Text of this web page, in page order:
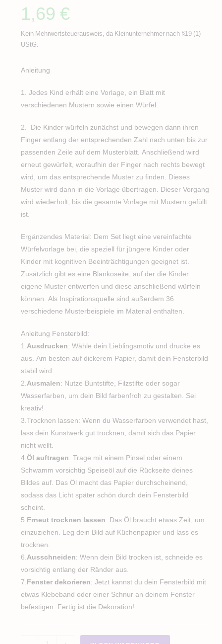
1,69€
Kein Mehrwertsteuerausweis, da Kleinunternehmer nach §19 (1)
UStG.
Anleitung
1. Jedes Kind erhält eine Vorlage, ein Blatt mit
verschiedenen Mustern sowie einen Würfel.
2. Die Kinder würfeln zunächst und bewegen dann ihren
Finger entlang der entsprechenden Zahl nach unten bis zur
passenden Zeile auf dem Musterblatt. Anschließend wird
erneut gewürfelt, woraufhin der Finger nach rechts bewegt
wird, um das entsprechende Muster zu finden. Dieses
Muster wird dann in die Vorlage übertragen. Dieser Vorgang
wird wiederholt, bis die gesamte Vorlage mit Mustern gefüllt
ist.
Ergänzendes Material: Dem Set liegt eine vereinfachte
Würfelvorlage bei, die speziell für jüngere Kinder oder
Kinder mit kognitiven Beeinträchtigungen geeignet ist.
Zusätzlich gibt es eine Blankoseite, auf der die Kinder
eigene Muster entwerfen und diese anschließend würfeln
können. Als Inspirationsquelle sind außerdem 36
verschiedene Musterbeispiele im Material enthalten.
Anleitung Fensterbild:
1. Ausdrucken: Wähle dein Lieblingsmotiv und drucke es
aus. Am besten auf dickerem Papier, damit dein Fensterbild
stabil wird.
2. Ausmalen: Nutze Buntstifte, Filzstifte oder sogar
Wasserfarben, um dein Bild farbenfroh zu gestalten. Sei
kreativ!
3.Trocknen lassen: Wenn du Wasserfarben verwendet hast,
lass dein Kunstwerk gut trocknen, damit sich das Papier
nicht wellt.
4.Öl auftragen: Trage mit einem Pinsel oder einem
Schwamm vorsichtig Speiseöl auf die Rückseite deines
Bildes auf. Das Öl macht das Papier durchscheinend,
sodass das Licht später schön durch dein Fensterbild
scheint.
5.Erneut trocknen lassen: Das Öl braucht etwas Zeit, um
einzuziehen. Leg dein Bild auf Küchenpapier und lass es
trocknen.
6. Ausschneiden: Wenn dein Bild trocken ist, schneide es
vorsichtig entlang der Ränder aus.
7. Fenster dekorieren: Jetzt kannst du dein Fensterbild mit
etwas Klebeband oder einer Schnur an deinem Fenster
befestigen. Fertig ist die Dekoration!
Schildkröte